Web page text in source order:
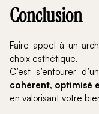
Conclusion
Faire appel à un
choix esthétique.
C’est s’entourer
cohérent, optimisé
en valorisant votre